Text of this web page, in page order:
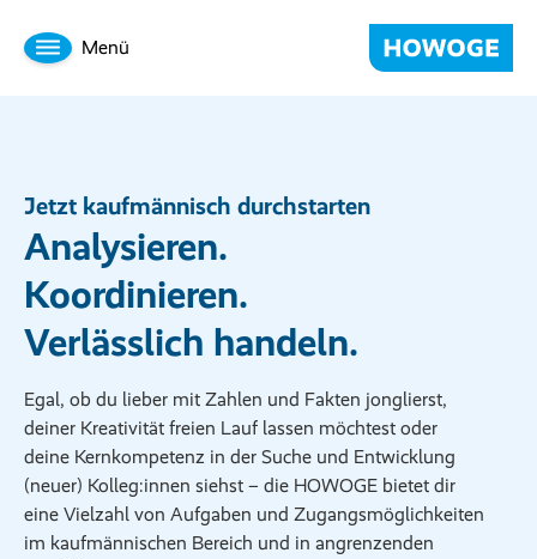
Menü
Jetzt kaufmännisch durchstarten
Analysieren.
Koordinieren.
Verlässlich handeln.
Egal, ob du lieber mit Zahlen und Fakten jonglierst,
deiner Kreativität freien Lauf lassen möchtest oder
deine Kernkompetenz in der Suche und Entwicklung
(neuer) Kolleg:innen siehst – die HOWOGE bietet dir
eine Vielzahl von Aufgaben und Zugangsmöglichkeiten
im kaufmännischen Bereich und in angrenzenden